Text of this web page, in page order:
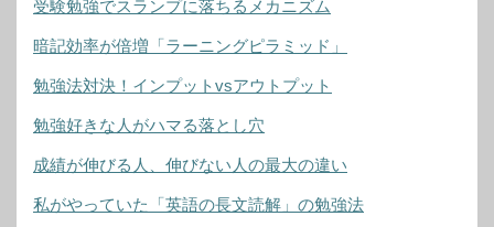
受験勉強でスランプに落ちるメカニズム
暗記効率が倍増「ラーニングピラミッド」
勉強法対決！インプットvsアウトプット
勉強好きな人がハマる落とし穴
成績が伸びる人、伸びない人の最大の違い
私がやっていた「英語の長文読解」の勉強法